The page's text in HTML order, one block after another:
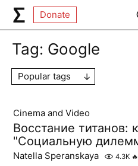
Donate
Tag: Google
Popular tags
Cinema and Video
Восстание титанов:
"Социальную
Natella Speranskaya 4.3K 🔥